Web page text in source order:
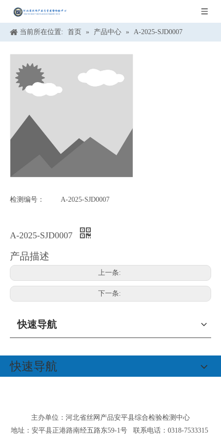
当前所在位置: 首页 » 产品中心 » A-2025-SJD0007
检测编号： A-2025-SJD0007
A-2025-SJD0007
产品描述
上一条:
下一条:
快速导航
快速导航
主办单位：河北省丝网产品安平县综合检验检测中心
地址：安平县正港路南经五路东59-1号 联系电话：0318-7533315